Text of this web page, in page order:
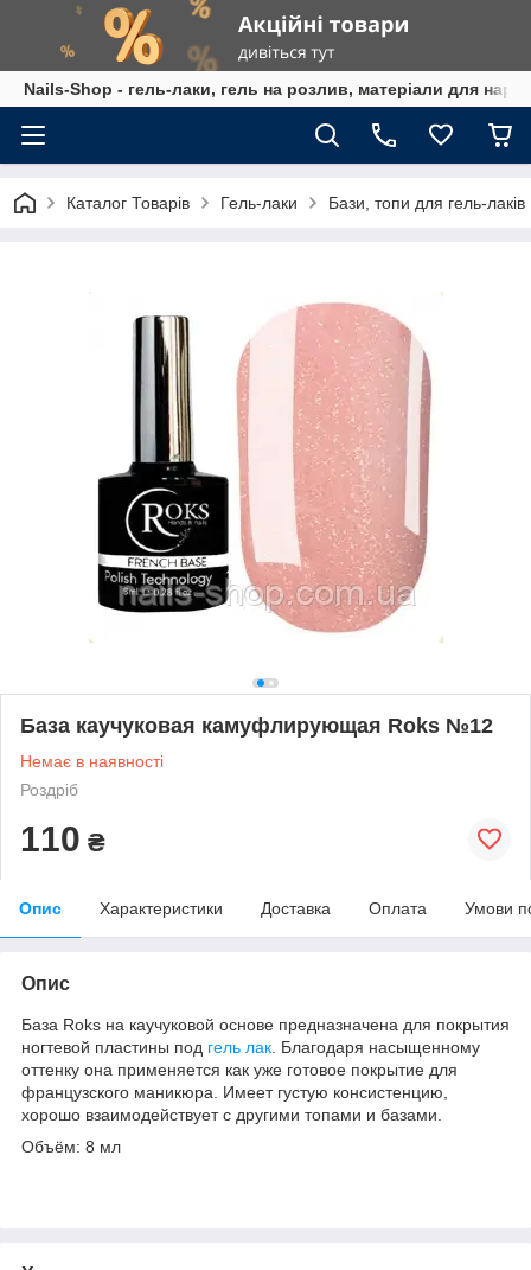
Nails-Shop - гель-лаки, гель на розлив, матеріали для
Каталог Товарів Гель-лаки Бази, топи для гель-лаків
База каучуковая камуфлирующая Roks №12
Немає в наявності
Роздріб
110 ₴
Опис Характеристики Доставка Оплата Умови
Опис
База Roks на каучуковой основе предназначена для покрытия
ногтевой пластины под гель лак . Благодаря насыщенному
оттенку она применяется как уже готовое покрытие для
французского маникюра. Имеет густую консистенцию,
хорошо взаимодействует с другими топами и базами.
Объём: 8 мл